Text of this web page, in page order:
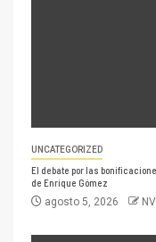
UNCATEGORIZED
El debate por las
de Enrique Gómez
agosto 5, 2026 NV